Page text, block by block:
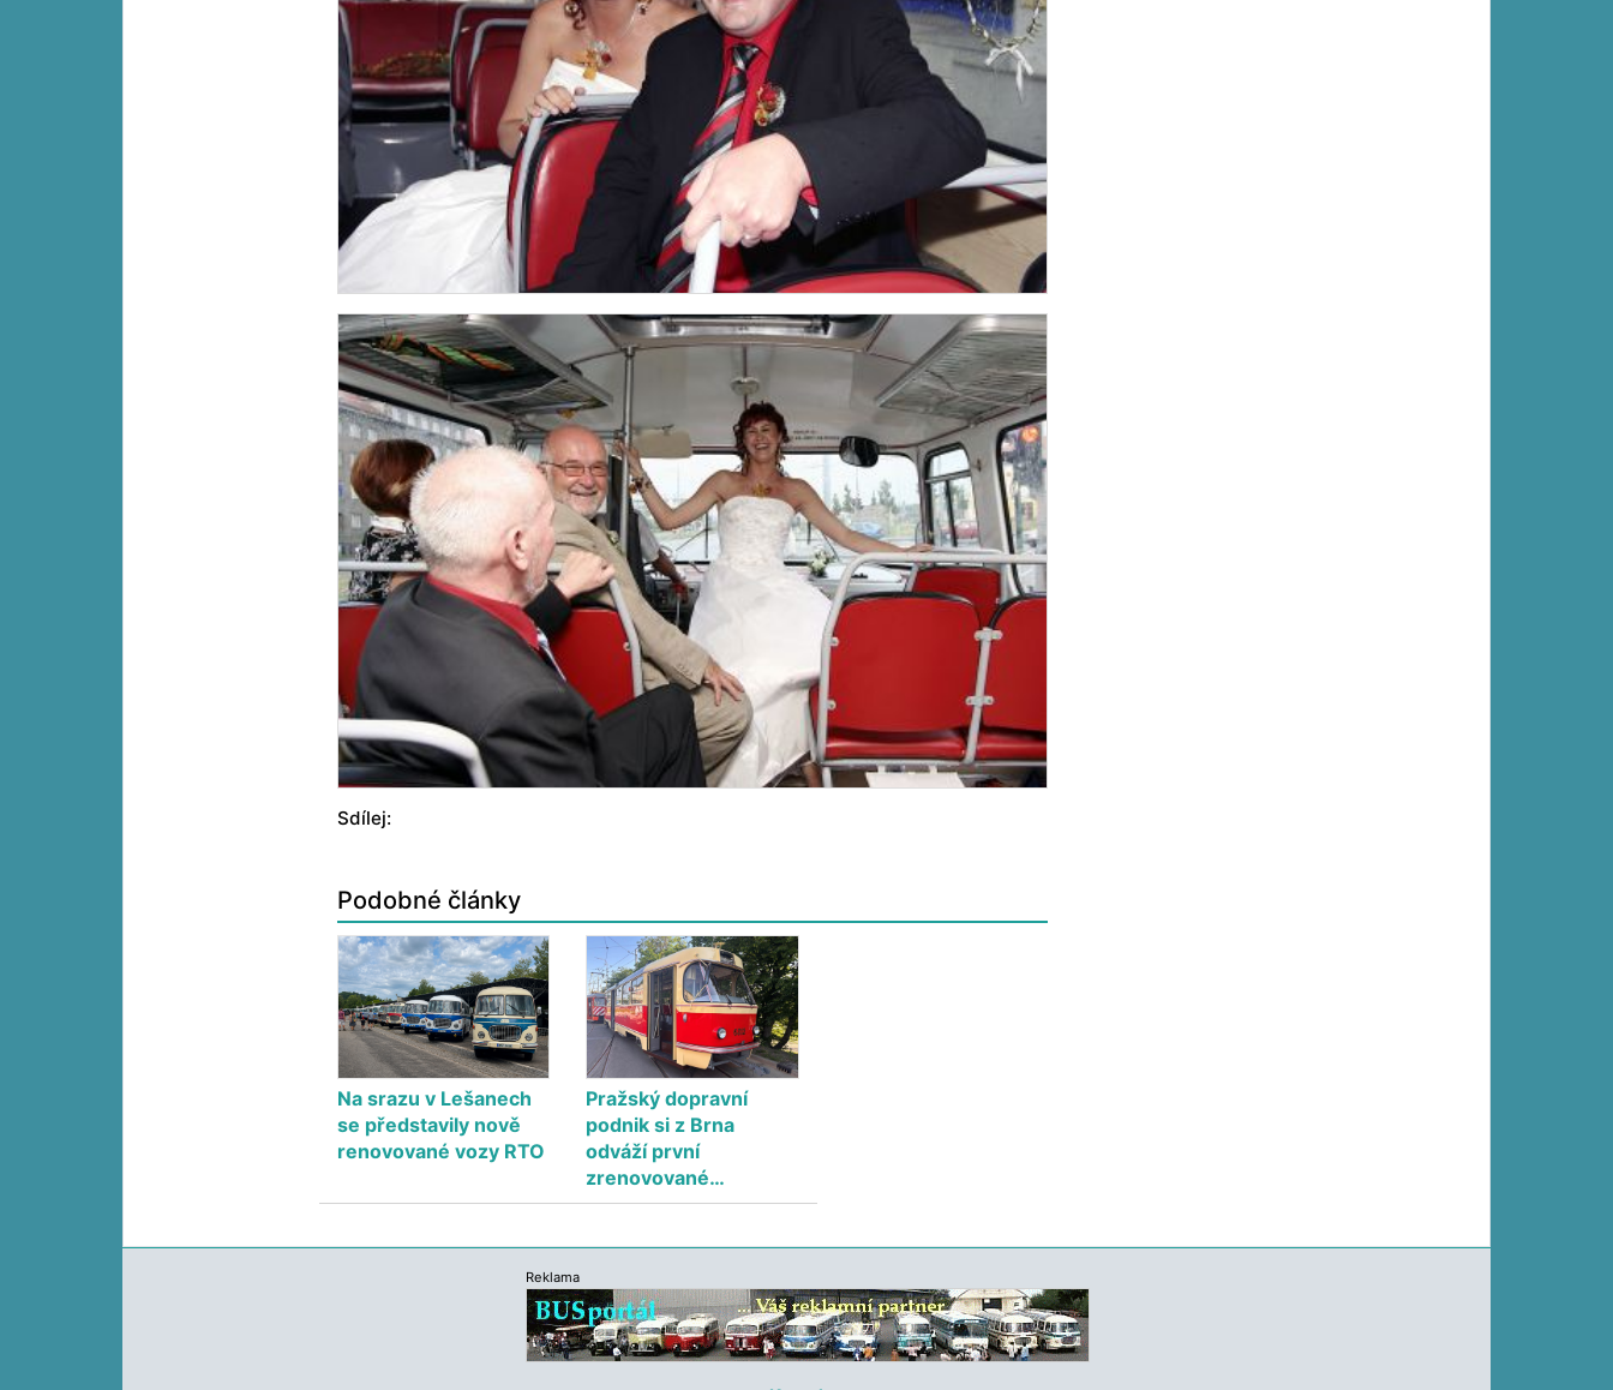
Sdílej:
Podobné články
Na srazu v Lešanech
se představily nově
renovované vozy RTO
Pražský dopravní
podnik si z Brna
odváží první
zrenovované…
Reklama